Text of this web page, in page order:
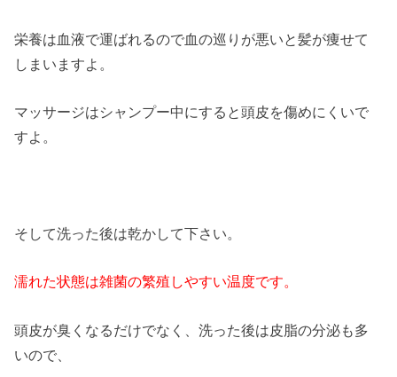
栄養は血液で運ばれるので血の巡りが悪いと髪が痩せて
しまいますよ。
マッサージはシャンプー中にすると頭皮を傷めにくいで
すよ。
そして洗った後は乾かして下さい。
濡れた状態は雑菌の繁殖しやすい温度です。
頭皮が臭くなるだけでなく、洗った後は皮脂の分泌も多
いので、